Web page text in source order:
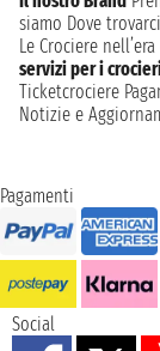
siamo Dove trovarci
Le Crociere
servizi per i
Ticketcrociere
Notizie e
Pagamenti
Social